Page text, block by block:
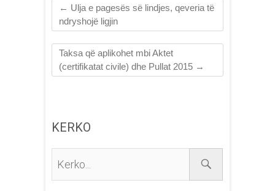
← Ulja e pagesës së lindjes, qeveria të
ndryshojë ligjin
Taksa që aplikohet mbi Aktet
(certifikatat civile) dhe Pullat 2015 →
KERKO